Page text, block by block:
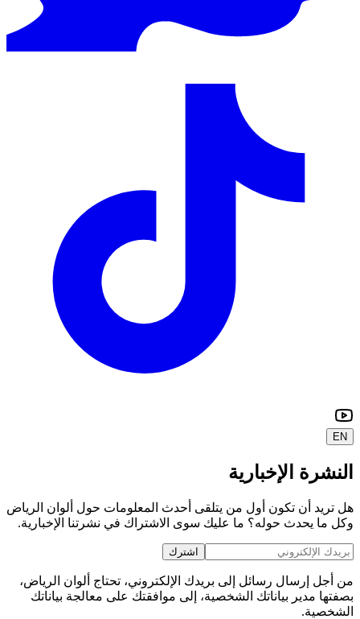
EN
النشرة الإخبارية
هل تريد أن تكون أول من يتلقى أحدث المعلومات حول ألوان الرياض
وكل ما يحدث حوله؟ ما عليك سوى الاشتراك في نشرتنا الإخبارية.
اشترك
من أجل إرسال رسائل إلى بريدك الإلكتروني، تحتاج ألوان الرياض،
بصفتها مدير بياناتك الشخصية، إلى موافقتك على معالجة بياناتك
الشخصية.